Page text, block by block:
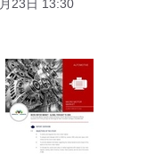
23日 13:30